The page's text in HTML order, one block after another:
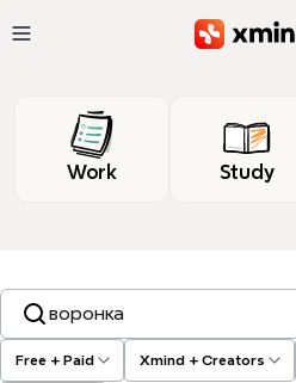
Work Study
Free + Paid Xmind + Creators
Search templates, tags…